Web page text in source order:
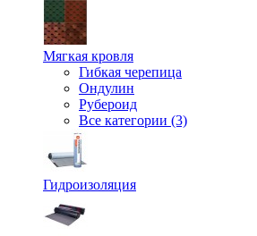
Мягкая кровля
Гибкая черепица
Ондулин
Рубероид
Все категории (3)
Гидроизоляция